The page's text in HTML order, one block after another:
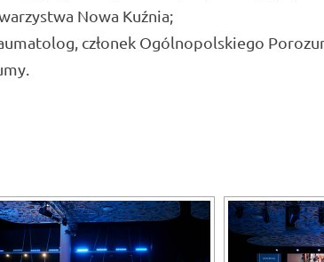
Nowa Kuźnia;
członek Ogólnopolskiego